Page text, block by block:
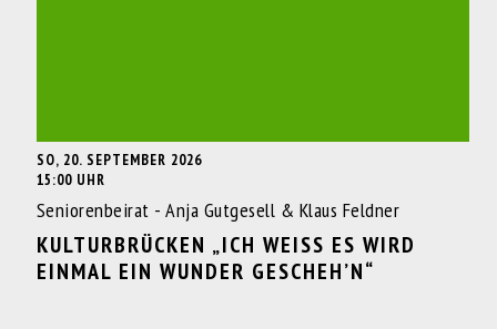
SO, 20. SEPTEMBER 2026
15:00 UHR
Seniorenbeirat - Anja Gutgesell & Klaus Feldner
KULTURBRÜCKEN „ICH WEISS ES WIRD E
INMAL EIN WUNDER GESCHEH’N“